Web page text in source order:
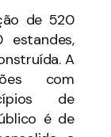
de 520
estandes,
A
com
de
é de